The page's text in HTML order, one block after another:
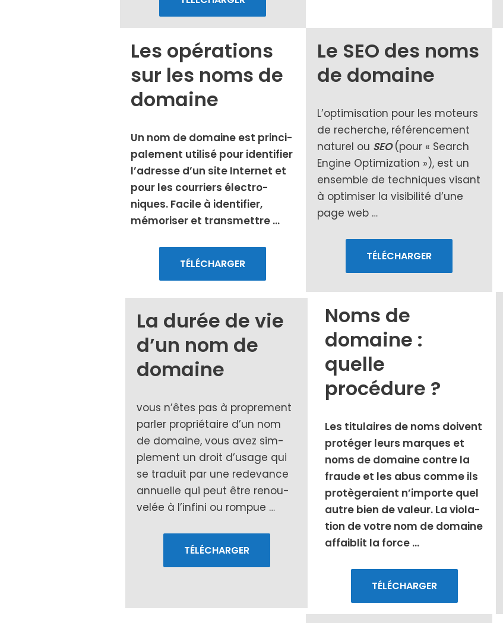
Les opérations
sur les noms de
domaine
Un nom de domaine est prin­ci­
pa­le­ment uti­li­sé pour iden­ti­fier
l’adresse d’un site Internet et
pour les cour­riers élec­tro­
niques. Facile à iden­ti­fier,
mémo­ri­ser et trans­mettre …
TÉLÉCHARGER
Le SEO des noms
de domaine
L’optimisation pour les moteurs
de recherche, réfé­ren­ce­ment
natu­rel ou SEO(pour « Search
Engine Optimization »), est un
ensemble de tech­niques visant
à opti­mi­ser la visi­bi­li­té d’une
page web …
TÉLÉCHARGER
La durée de vie
d’un nom de
domaine
vous n’êtes pas à pro­pre­ment
par­ler pro­prié­taire d’un nom
de domaine, vous avez sim­
ple­ment un droit d’usage qui
se tra­duit par une rede­vance
annuelle qui peut être renou­
ve­lée à l’infini ou rom­pue …
TÉLÉCHARGER
Noms de
domaine :
quelle
procédure ?
Les titu­laires de noms doivent
pro­té­ger leurs marques et
noms de domaine contre la
fraude et les abus comme ils
pro­tè­ge­raient n’importe quel
autre bien de valeur. La vio­la­
tion de votre nom de domaine
affai­blit la force …
TÉLÉCHARGER